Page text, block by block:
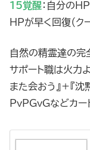
15覚醒：自分の
HPが早く回復（ク
自然の精霊達の完
サポート職は火力
また会おう』＋『
PvPGvGなどカー